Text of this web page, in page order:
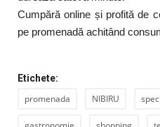
Cumpără online și profită de
pe promenadă achitând
Etichete:
promenada NIBIRU